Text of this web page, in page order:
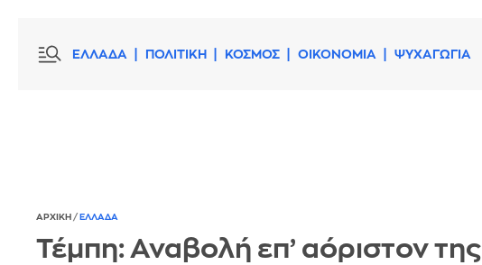
ΕΛΛΑΔΑ ΠΟΛΙΤΙΚΗ ΚΟΣΜΟΣ ΟΙΚΟΝΟΜΙΑ ΨΥΧΑΓΩΓΙΑ
ΑΡΧΙΚΗ / ΕΛΛΑΔΑ
Τέμπη: Αναβολή επ’ αόριστον της